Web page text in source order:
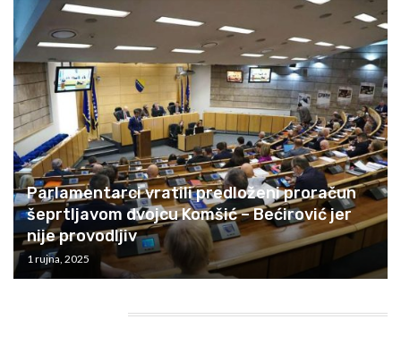
Parlamentarci vratili predloženi proračun
šeprtljavom dvojcu Komšić – Bećirović jer
nije provodljiv
1 rujna, 2025